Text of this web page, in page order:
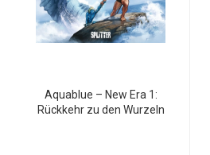
Aquablue – New Era 1:
Rückkehr zu den Wurzeln